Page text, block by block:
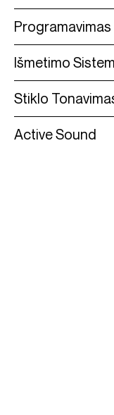
Išmetimo
Stiklo
Active Sound